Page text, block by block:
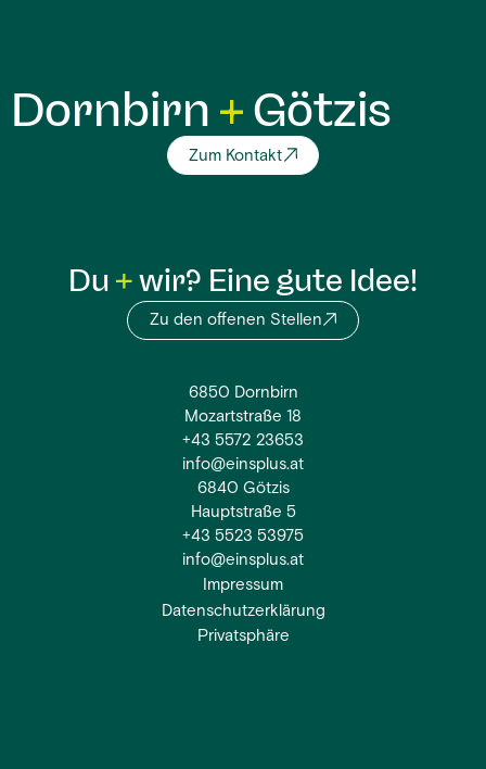
Dornbirn Götzis
Zum Kontakt
Du wir? Eine gute Idee!
Zu den offenen Stellen
6850 Dornbirn
Mozartstraße 18
+43 5572 23653
info@einsplus.at
6840 Götzis
Hauptstraße 5
+43 5523 53975
info@einsplus.at
Impressum
Datenschutzerklärung
Privatsphäre